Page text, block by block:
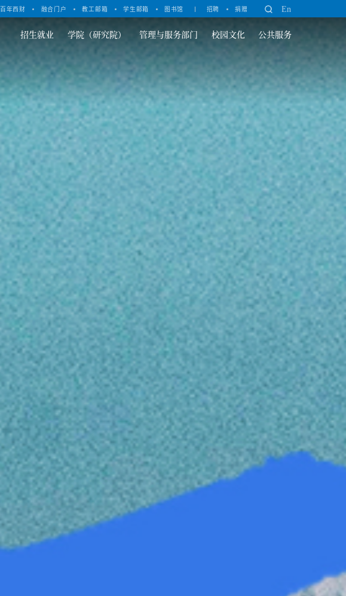
百年西财 融合门户 教工邮箱 学生邮箱 图书馆 招聘 捐赠 En
招生就业 学院（研究院） 管理与服务部门 校园文化 公共服务